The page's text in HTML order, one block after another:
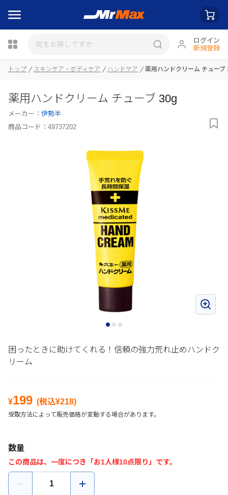
ログイン
新規登録
トップ スキンケア・ボディケア ハンドケア 薬用ハンドクリーム チューブ
薬用ハンドクリーム チューブ 30g
メーカー： 伊勢半
商品コード： 49737202
困ったときに助けてくれる！信頼の強力荒れ止めハンドク
リーム
¥199 (税込¥218)
受取方法によって販売価格が変動する場合があります。
数量
この商品は、一度につき「お1人様10点限り」です。